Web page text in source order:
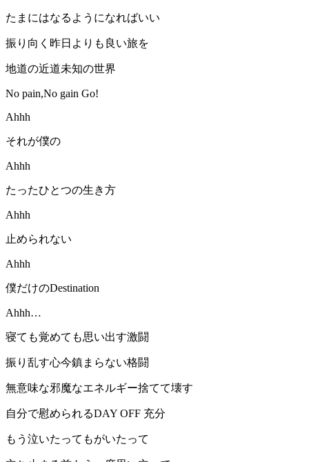
たまにはなるようになればいい
振り向く昨日よりも良い旅を
地道の近道未知の世界
No pain,No gain Go!
Ahhh
それが僕の
Ahhh
たったひとつの生き方
Ahhh
止められない
Ahhh
僕だけのDestination
Ahhh…
寝ても覚めても思い出す激闘
振り乱す心今鎮まらない格闘
無意味な邪魔なエネルギー捨てて壊す
自分で慰められるDAY OFF 充分
もう泣いたってもがいたって